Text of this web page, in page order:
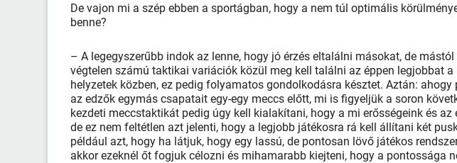
De vajon mi a szép ebben a sportágban, hogy a nem túl optimális
benne?
– A legegyszerűbb indok az lenne, hogy jó érzés eltalálni másokat, de
végtelen számú taktikai variációk közül meg kell találni az éppen legjobbat
helyzetek közben, ez pedig folyamatos gondolkodásra késztet. Aztán:
az edzők egymás csapatait egy-egy meccs előtt, mi is figyeljük a soron
kezdeti meccstaktikát pedig úgy kell kialakítani, hogy a mi erősségeink és
de ez nem feltétlen azt jelenti, hogy a legjobb játékosra rá kell állítani két
például azt, hogy ha látjuk, hogy egy lassú, de pontosan lövő játékos
akkor ezeknél őt fogjuk célozni és mihamarabb kiejteni, hogy a pontossága